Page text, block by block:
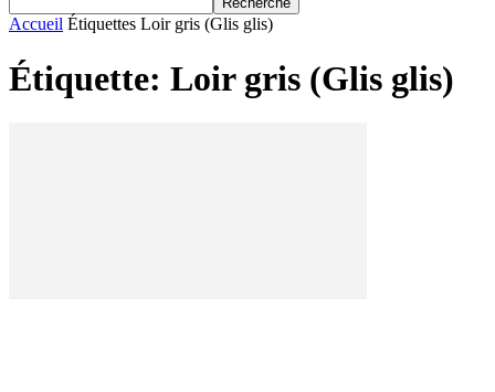
Accueil Étiquettes Loir gris (Glis glis)
Étiquette: Loir gris (Glis glis)